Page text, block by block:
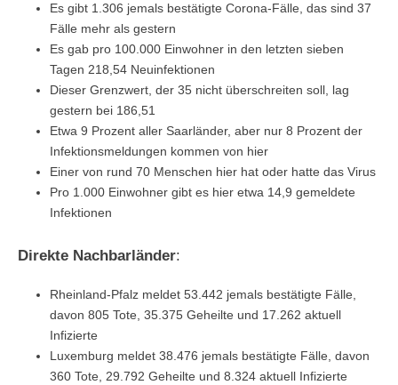
Es gibt 1.306 jemals bestätigte Corona-Fälle, das sind 37
Fälle mehr als gestern
Es gab pro 100.000 Einwohner in den letzten sieben
Tagen 218,54 Neuinfektionen
Dieser Grenzwert, der 35 nicht überschreiten soll, lag
gestern bei 186,51
Etwa 9 Prozent aller Saarländer, aber nur 8 Prozent der
Infektionsmeldungen kommen von hier
Einer von rund 70 Menschen hier hat oder hatte das Virus
Pro 1.000 Einwohner gibt es hier etwa 14,9 gemeldete
Infektionen
Direkte Nachbarländer:
Rheinland-Pfalz meldet 53.442 jemals bestätigte Fälle,
davon 805 Tote, 35.375 Geheilte und 17.262 aktuell
Infizierte
Luxemburg meldet 38.476 jemals bestätigte Fälle, davon
360 Tote, 29.792 Geheilte und 8.324 aktuell Infizierte